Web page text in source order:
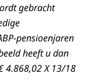
gebracht
pensioenjaren
heeft u dan
4.868,02 X 13/18